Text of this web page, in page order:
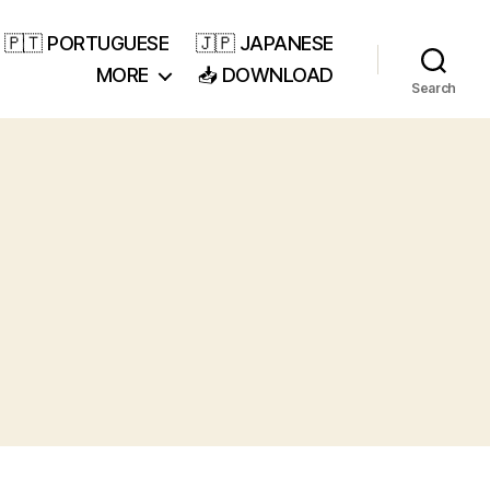
🇵🇹 PORTUGUESE
🇯🇵 JAPANESE
MORE
📥 DOWNLOAD
Search